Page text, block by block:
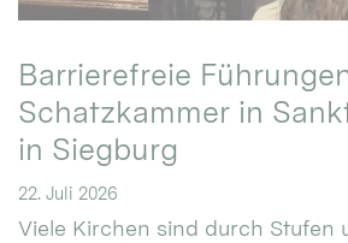
Barrierefreie
Schatzkammer in
in Siegburg
22. Juli 2026
Viele Kirchen sind durch Stufen